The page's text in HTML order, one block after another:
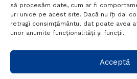
să procesăm date, cum ar fi
uri unice pe acest site. Dacă nu îți dai
retragi consimțământul dat poate avea
unor anumite funcționalități și funcții.
Acceptă
Termeni si conditii
Politică
Politica cookies
Setări
+40 788